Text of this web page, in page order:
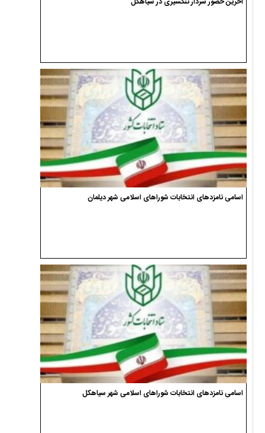
اسامی نامزدهای انتخابات شوراهای اسلامی شهر دیلمان
اسامی نامزدهای انتخابات شوراهای اسلامی شهر سیاهکل